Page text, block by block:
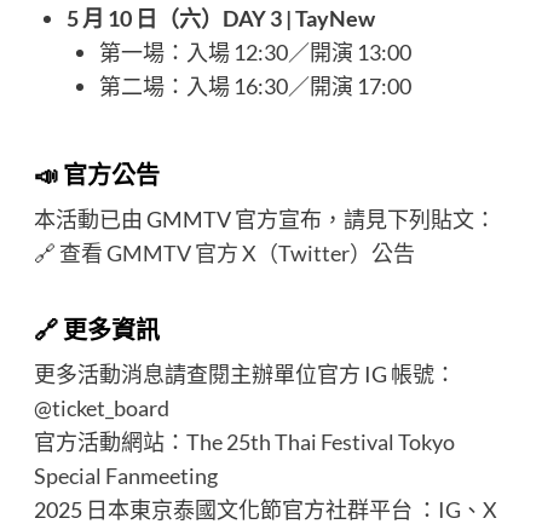
5 月 10 日（六）DAY 3 | TayNew
第一場：入場 12:30／開演 13:00
第二場：入場 16:30／開演 17:00​
📣 官方公告
本活動已由 GMMTV 官方宣布，請見下列貼文：
🔗 查看 GMMTV 官方 X（Twitter）公告
🔗 更多資訊
更多活動消息請查閱主辦單位官方 IG 帳號：
@ticket_board
官方活動網站： The 25th Thai Festival Tokyo
Special Fanmeeting
2025 日本東京泰國文化節官方社群平台 ： IG 、 X